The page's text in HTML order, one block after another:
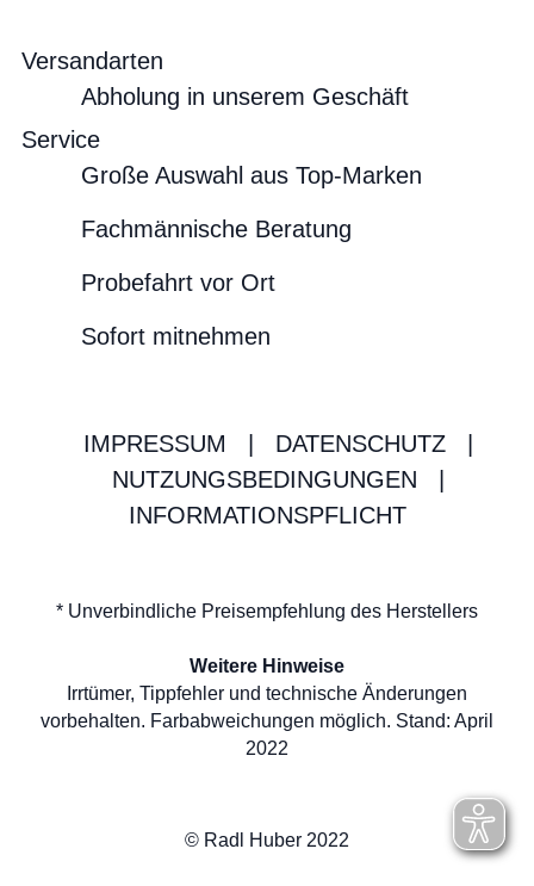
Versandarten
Abholung in unserem Geschäft
Service
Große Auswahl aus Top-Marken
Fachmännische Beratung
Probefahrt vor Ort
Sofort mitnehmen
IMPRESSUM DATENSCHUTZ
NUTZUNGSBEDINGUNGEN
INFORMATIONSPFLICHT
* Unverbindliche Preisempfehlung des Herstellers
Weitere Hinweise
Irrtümer, Tippfehler und technische Änderungen
vorbehalten. Farbabweichungen möglich. Stand: April
2022
© Radl Huber 2022